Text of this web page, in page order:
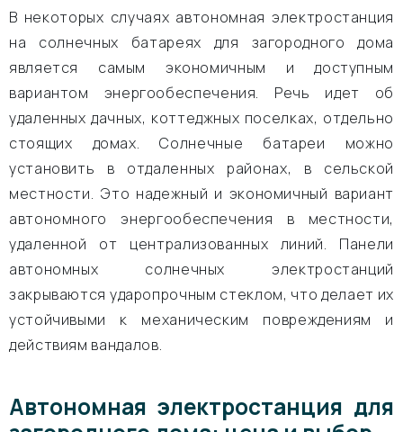
В некоторых случаях автономная электростанция
на солнечных батареях для загородного дома
является самым экономичным и доступным
вариантом энергообеспечения. Речь идет об
удаленных дачных, коттеджных поселках, отдельно
стоящих домах. Солнечные батареи можно
установить в отдаленных районах, в сельской
местности. Это надежный и экономичный вариант
автономного энергообеспечения в местности,
удаленной от централизованных линий. Панели
автономных солнечных электростанций
закрываются ударопрочным стеклом, что делает их
устойчивыми к механическим повреждениям и
действиям вандалов.
Автономная электростанция для